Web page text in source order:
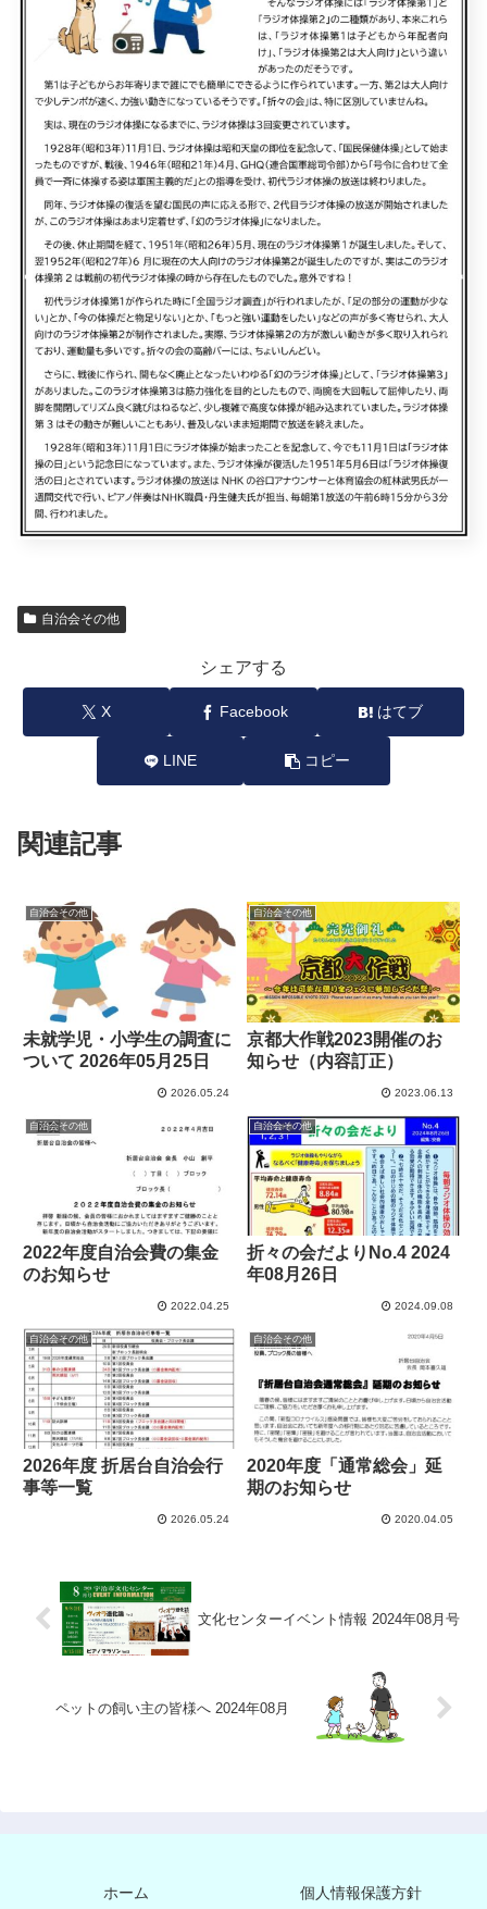
自治会その他
シェアする
X Facebook はてブ
LINE コピー
関連記事
自治会その他
未就学児・小学生の調査に
ついて 2026年05月25日
2026.05.24
自治会その他
京都大作戦2023開催のお
知らせ（内容訂正）
2023.06.13
自治会その他
2022年度自治会費の集金
のお知らせ
2022.04.25
自治会その他
折々の会だよりNo.4 2024
年08月26日
2024.09.08
自治会その他
2026年度 折居台自治会行
事等一覧
2026.05.24
自治会その他
2020年度「通常総会」延
期のお知らせ
2020.04.05
文化センターイベント情報 2024年08月号
ペットの飼い主の皆様へ 2024年08月
ホーム 個人情報保護方針